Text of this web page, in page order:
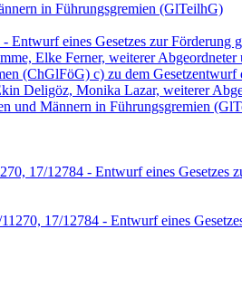
in Führungsgremien (GlTeilhG)
eines Gesetzes zur Förderung
Elke Ferner, weiterer
(ChGlFöG) c) zu dem
Deligöz, Monika Lazar, weiterer
und Männern in Führungsgremien
17/12784 - Entwurf eines Gesetzes
17/12784 - Entwurf eines